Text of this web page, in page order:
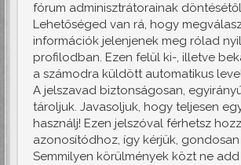
fórum adminisztrátorainak
Lehetőséged van rá, hogy
információk jelenjenek meg rólad
profilodban. Ezen felül ki-, illetve
a számodra küldött automatikus
A jelszavad biztonságosan,
tároljuk. Javasoljuk, hogy teljesen
használj! Ezen jelszóval férhetsz
azonosítódhoz, így kérjük,
Semmilyen körülmények közt ne